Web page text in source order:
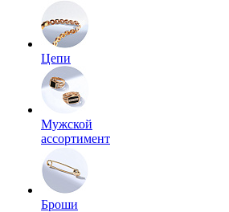
Цепи
Мужской
ассортимент
Броши